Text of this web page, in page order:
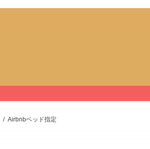
Airbnbベッド指定